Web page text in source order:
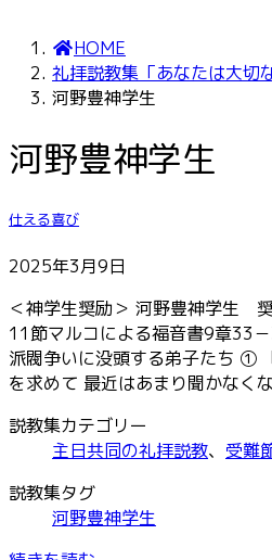
HOME
礼拝説教集「あなたは大切
河野豊神学生
河野豊神学生
仕える喜び
2025年3月9日
＜神学生奨励＞ 河野豊神学生
11節マルコによる福音書9章33
派閥争いに没頭する弟子たち ①
を求めて 最近はあまり聞かな
説教集カテゴリー
主日共同の礼拝説教、 受難
説教集タグ
河野豊神学生